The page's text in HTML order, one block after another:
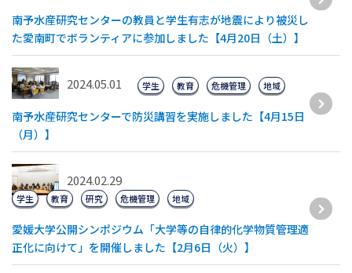
南予水産研究センターの教員と学生有志が地震により被災し
た愛南町でボランティアに参加しました【4月20日（土）】
2024.05.01
南予水産研究センターで防災講習を実施しました【4月15日
（月）】
学生 教育 危機管理 地域
2024.02.29
愛媛大学公開シンポジウム「大学等の自律的化学物質管理適
正化に向けて」を開催しました【2月6日（火）】
学生 教育 研究 危機管理 地域